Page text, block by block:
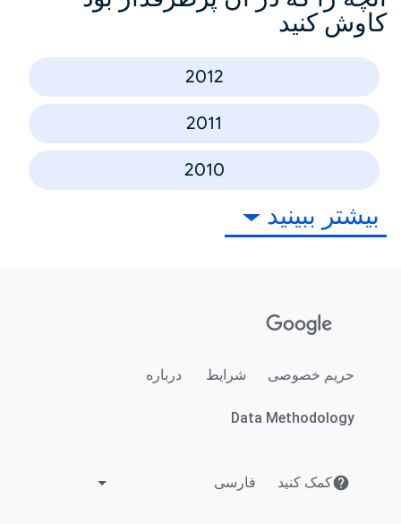
کاوش کنید
2012
2011
2010
بیشتر ببینید
حریم خصوصی شرایط درباره
Data Methodology
کمک کنید